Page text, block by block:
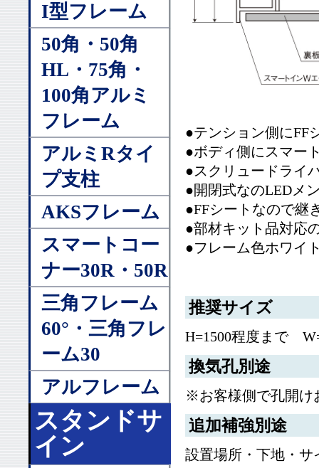
I型フレーム
50角・50角
HL・75角・
100角アルミ
フレーム
アルミRタイ
プ支柱
AKSフレーム
スマートコー
ナー30R・50R
三角フレーム
60°・三角フレ
ーム30
アルフレーム
スタンドサ
イン
●テンション側にFF
●ボディ側にスマー
●スクリュードライ
●開閉式なのLEDメ
●FFシートなので継
●部材キット品対応
●フレーム色ホワイ
推奨サイズ
H=1500程度まで
換気孔別途
※お客様側で孔開け
追加補強別途
設置場所・下地・サ